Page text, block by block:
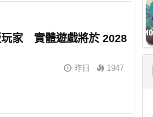
家 實體遊戲將於 2028
昨日 1947